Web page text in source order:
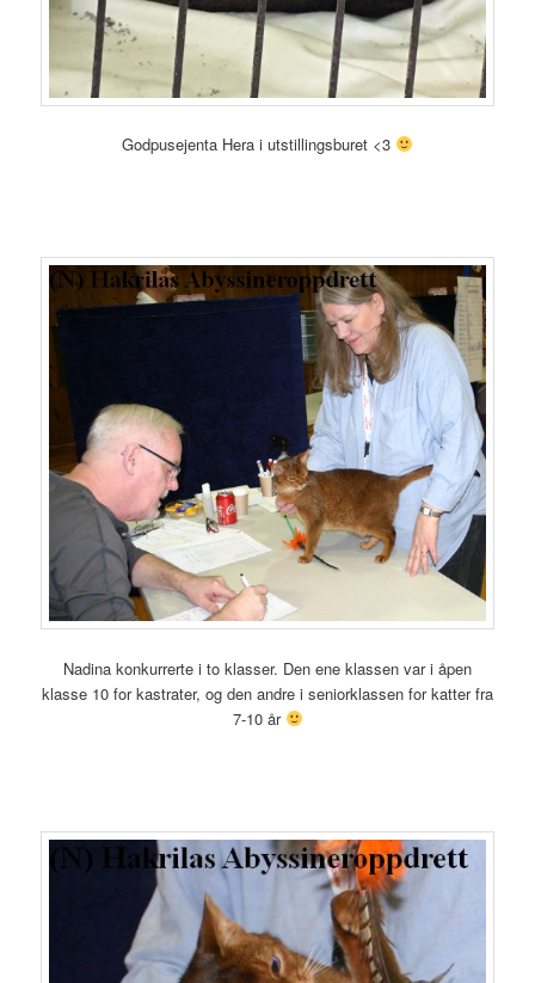
Godpusejenta Hera i utstillingsburet <3
Nadina konkurrerte i to klasser. Den ene klassen var i åpen
klasse 10 for kastrater, og den andre i seniorklassen for katter fra
7-10 år